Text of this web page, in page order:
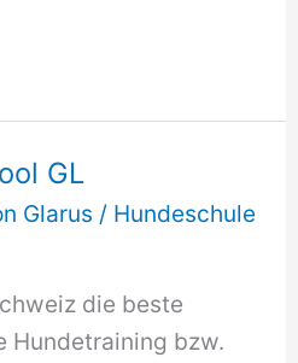
GL
Glarus / Hundeschule
die beste
Hundetraining bzw.